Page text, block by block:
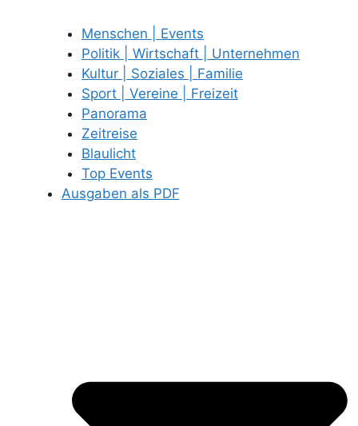
Menschen | Events
Politik | Wirtschaft | Unternehmen
Kultur | Soziales | Familie
Sport | Vereine | Freizeit
Panorama
Zeitreise
Blaulicht
Top Events
Ausgaben als PDF